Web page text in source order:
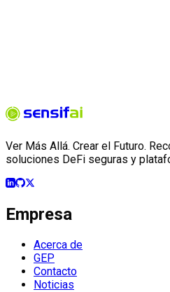
Ver Más Allá. Crear el Futuro.
soluciones DeFi seguras y
Empresa
Acerca de
GEP
Contacto
Noticias